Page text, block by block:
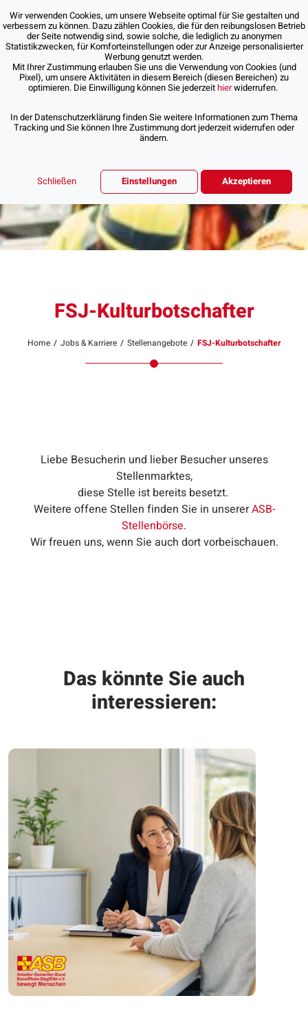
FSJ-Kulturbotschafter
Home / Jobs & Karriere / Stellenangebote / FSJ-Kulturbotschafter
Liebe Besucherin und lieber Besucher unseres
Stellenmarktes,
diese Stelle ist bereits besetzt.
Weitere offene Stellen finden Sie in unsererASB-
Stellenbörse.
Wir freuen uns, wenn Sie auch dort vorbeischauen.
Das könnte Sie auch
interessieren:
Wir verwenden Cookies, um unsere Webseite optimal für Sie gestalten und
verbessern zu können. Dazu zählen Cookies, die für den reibungslosen Betrieb
der Seite notwendig sind, sowie solche, die lediglich zu anonymen
Statistikzwecken, für Komforteinstellungen oder zur Anzeige personalisierter
Werbung genutzt werden.
Mit Ihrer Zustimmung erlauben Sie uns die Verwendung von Cookies (und
Pixel), um unsere Aktivitäten in diesem Bereich (diesen Bereichen) zu
optimieren. Die Einwilligung können Sie jederzeithierwiderrufen.
In der Datenschutzerklärung finden Sie weitere Informationen zum Thema
Tracking und Sie können Ihre Zustimmung dort jederzeit widerrufen oder
ändern.
Schließen Einstellungen Akzeptieren